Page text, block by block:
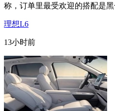
称，订单里最受欢迎的搭配是
理想L6
13小时前